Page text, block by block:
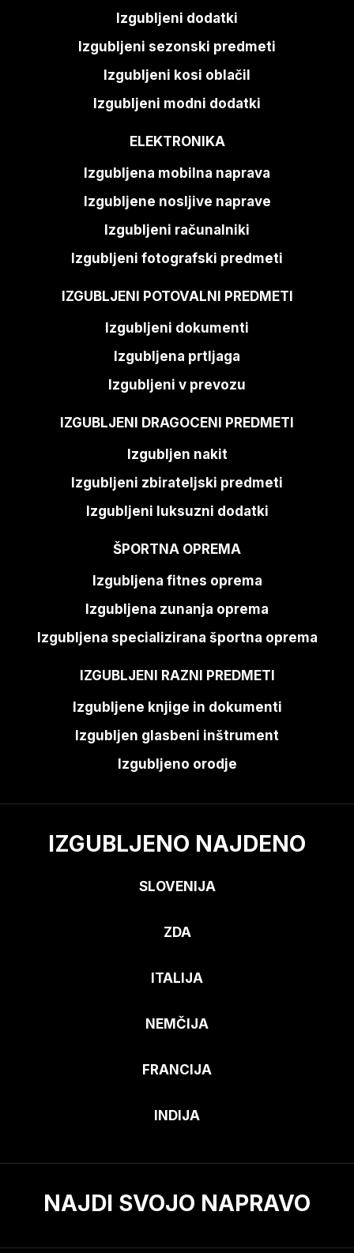
Izgubljeni dodatki
Izgubljeni sezonski predmeti
Izgubljeni kosi oblačil
Izgubljeni modni dodatki
ELEKTRONIKA
Izgubljena mobilna naprava
Izgubljene nosljive naprave
Izgubljeni računalniki
Izgubljeni fotografski predmeti
IZGUBLJENI POTOVALNI PREDMETI
Izgubljeni dokumenti
Izgubljena prtljaga
Izgubljeni v prevozu
IZGUBLJENI DRAGOCENI PREDMETI
Izgubljen nakit
Izgubljeni zbirateljski predmeti
Izgubljeni luksuzni dodatki
ŠPORTNA OPREMA
Izgubljena fitnes oprema
Izgubljena zunanja oprema
Izgubljena specializirana športna oprema
IZGUBLJENI RAZNI PREDMETI
Izgubljene knjige in dokumenti
Izgubljen glasbeni inštrument
Izgubljeno orodje
IZGUBLJENO NAJDENO
SLOVENIJA
ZDA
ITALIJA
NEMČIJA
FRANCIJA
INDIJA
NAJDI SVOJO NAPRAVO